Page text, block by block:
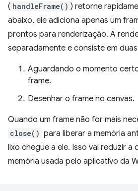
( handleFrame() ) retorne
abaixo, ele adiciona apenas um
prontos para renderização. A
separadamente e consiste em
Aguardando o momento
frame.
Desenhar o frame no canvas.
Quando um frame não for mais
close() para liberar a memória
lixo chegue a ele. Isso vai reduzir a
memória usada pelo aplicativo da